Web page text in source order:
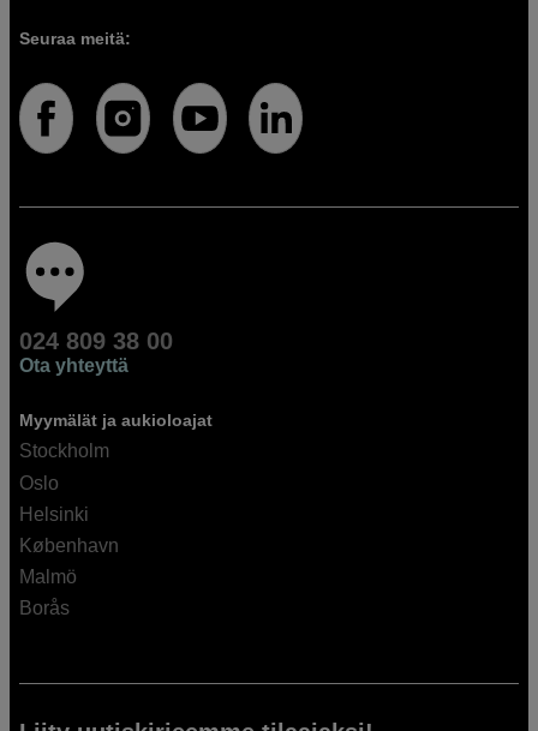
Seuraa meitä:
024 809 38 00
Ota yhteyttä
Myymälät ja aukioloajat
Stockholm
Oslo
Helsinki
København
Malmö
Borås